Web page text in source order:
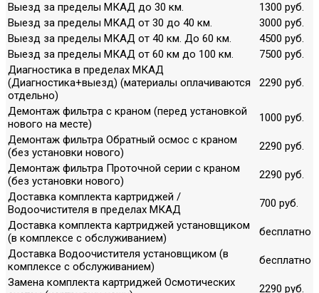
Выезд за пределы МКАД до 30 км.
1300 руб.
Выезд за пределы МКАД от 30 до 40 км.
3000 руб.
Выезд за пределы МКАД от 40 км. До 60 км.
4500 руб.
Выезд за пределы МКАД от 60 км до 100 км.
7500 руб.
Диагностика в пределах МКАД
(Диагностика+выезд) (материалы оплачиваются
отдельно)
2290 руб.
Демонтаж фильтра с краном (перед установкой
нового на месте)
1000 руб.
Демонтаж фильтра Обратный осмос с краном
(без установки нового)
2290 руб.
Демонтаж фильтра Проточной серии с краном
(без установки нового)
2290 руб.
Доставка комплекта картриджей /
Водоочистителя в пределах МКАД
700 руб.
Доставка комплекта картриджей установщиком
(в комплексе с обслуживанием)
бесплатно
Доставка Водоочистителя установщиком (в
комплексе с обслуживанием)
бесплатно
Замена комплекта картриджей Осмотических
2290 руб.